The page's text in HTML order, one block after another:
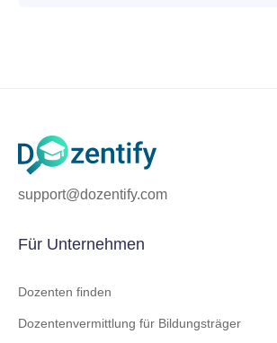
support@dozentify.com
Für Unternehmen
Dozenten finden
Dozentenvermittlung für Bildungsträger